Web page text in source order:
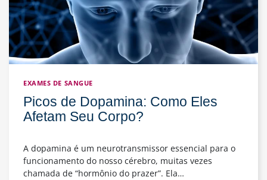
EXAMES DE SANGUE
Picos de Dopamina: Como Eles
Afetam Seu Corpo?
A dopamina é um neurotransmissor essencial para o
funcionamento do nosso cérebro, muitas vezes
chamada de “hormônio do prazer”. Ela…